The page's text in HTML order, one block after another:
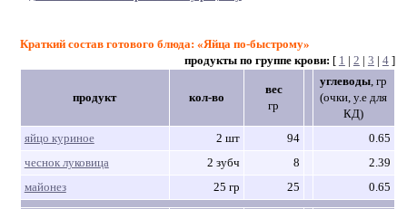
Краткий состав готового блюда: «Яйца по-быстрому»
продукты по группе крови: [ 1 | 2 | 3 | 4]
продукт кол-во
вес
гр
углеводы , гр
(очки, у.е для
КД)
яйцо куриное
2 шт 94
0.65
чеснок луковица
2 зубч 8
2.39
майонез
25 гр 25 0.65